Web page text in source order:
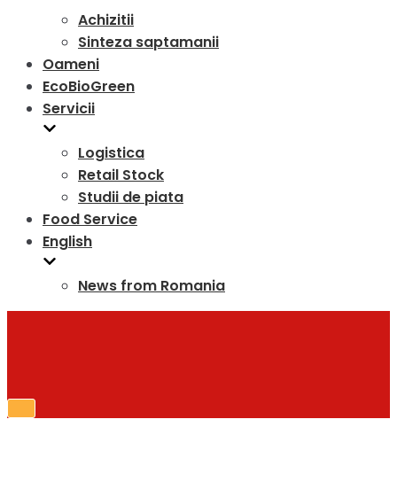
Achizitii
Sinteza saptamanii
Oameni
EcoBioGreen
Servicii
Logistica
Retail Stock
Studii de piata
Food Service
English
News from Romania
Toggle